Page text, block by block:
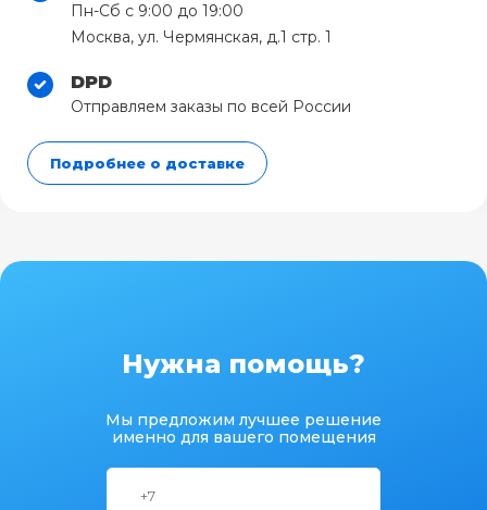
Пн-Сб с 9:00 до 19:00
Москва, ул. Чермянская, д.1 стр. 1
DPD
Отправляем заказы по всей России
Подробнее о доставке
Нужна помощь?
Мы предложим лучшее решение
именно для вашего помещения